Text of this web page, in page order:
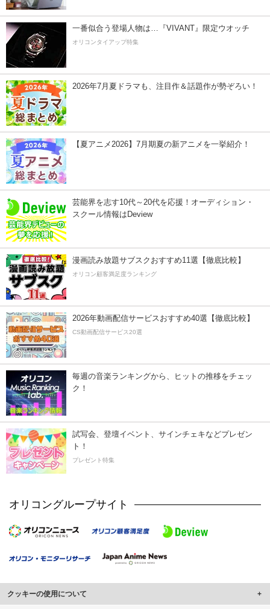
一番似合う登場人物は…『VIVANT』限定ウオッチ
オリコンタイアップ特集
2026年7月夏ドラマも、注目作＆話題作が勢ぞろい！
【夏アニメ2026】7月期夏の新アニメを一挙紹介！
芸能界を志す10代～20代を応援！オーディション・
スクール情報はDeview
漫画読み放題サブスクおすすめ11選【徹底比較】
オリコン顧客満足度ランキング
2026年動画配信サービスおすすめ40選【徹底比較】
CS動画配信サービス20選
毎週の音楽ランキングから、ヒットの推移をチェッ
ク！
試写会、登壇イベント、サインチェキなどプレゼン
ト！
プレゼント特集
オリコングループサイト
クッキーの使用について